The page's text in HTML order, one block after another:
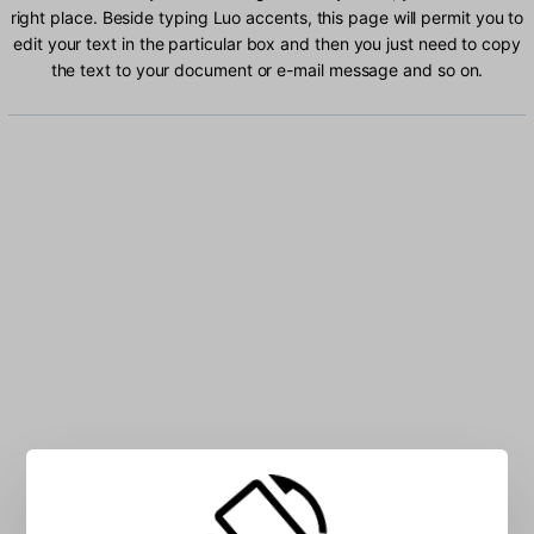
right place. Beside typing Luo accents, this page will permit you to
edit your text in the particular box and then you just need to copy
the text to your document or e-mail message and so on.
Type Luo characters into the box: